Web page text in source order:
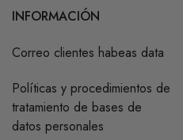
INFORMACIÓN
Correo clientes habeas data
Políticas y procedimientos de
tratamiento de bases de
datos personales